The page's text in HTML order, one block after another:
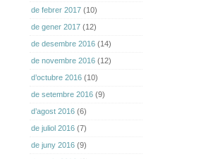
de febrer 2017 (10)
de gener 2017 (12)
de desembre 2016 (14)
de novembre 2016 (12)
d’octubre 2016 (10)
de setembre 2016 (9)
d’agost 2016 (6)
de juliol 2016 (7)
de juny 2016 (9)